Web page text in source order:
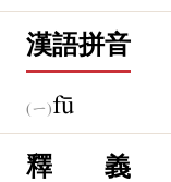
漢語拼音
fū
釋 義